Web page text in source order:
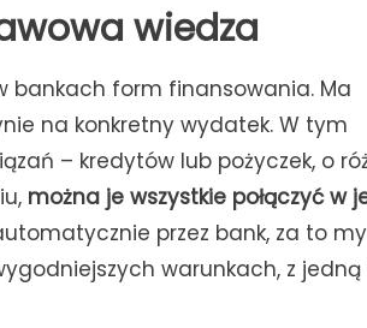
wiedza
bankach form finansowania. Ma
na konkretny wydatek. W tym
– kredytów lub pożyczek, o
można je wszystkie połączyć w
przez bank, za to my
warunkach, z jedną